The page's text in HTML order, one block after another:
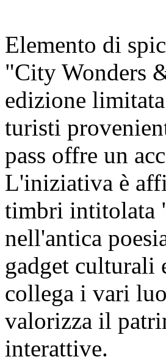
Elemento di
"City Wonders
edizione
turisti
pass offre un
L'iniziativa è
timbri intitolata
nell'antica
gadget culturali
collega i vari
valorizza il
interattive.